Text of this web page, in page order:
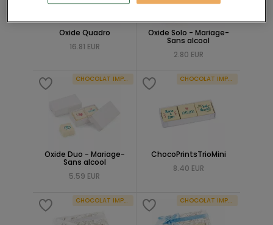
Oxide Quadro
16.81 EUR
Oxide Solo - Mariage-
Sans alcool
2.80 EUR
CHOCOLAT IMPRIMÉ
Oxide Duo - Mariage-
Sans alcool
5.59 EUR
CHOCOLAT IMPRIMÉ
ChocoPrintsTrioMini
8.40 EUR
CHOCOLAT IMPRIMÉ CHOCOLAT IMPRIMÉ